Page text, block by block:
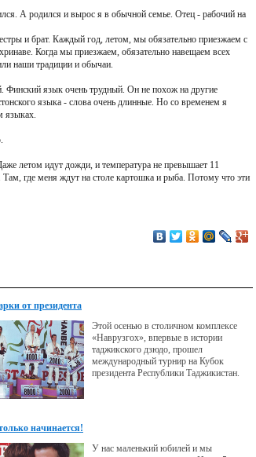
А родился и вырос я в обычной семье. Отец - рабочий на
и брат. Каждый год, летом, мы обязательно приезжаем с
Когда мы приезжаем, обязательно навещаем всех
наши традиции и обычаи.
язык очень трудный. Он не похож на другие
языка - слова очень длинные. Но со временем я
языках.
летом идут дожди, и температура не превышает 11
где меня ждут на столе картошка и рыба. Потому что эти
от президента
Этой осенью в столичном комплексе
«Наврузгох», впервые в истории
таджикского дзюдо, прошел
международный турнир на Кубок
президента Республики Таджикистан.
начинается!
У нас маленький юбилей и мы